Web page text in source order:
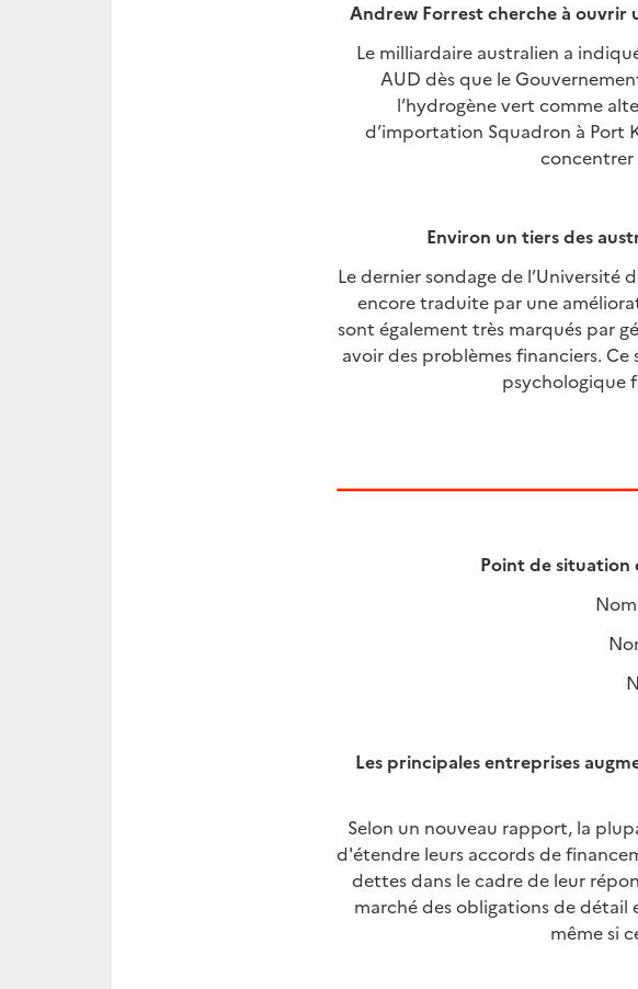
Andrew Forrest cherche à ouvrir
Le milliardaire australien a
AUD dès que le
l’hydrogène vert comme
d’importation Squadron à Port
concentrer
Environ un tiers des
Le dernier sondage de l’Université
encore traduite par une
sont également très marqués par
avoir des problèmes financiers.
psychologique
Point de situation
Les principales entreprises
Selon un nouveau rapport, la
d'étendre leurs accords de
dettes dans le cadre de leur
marché des obligations de détail
même si